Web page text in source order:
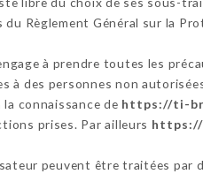
Règlement Général sur la
à prendre toutes les
à des personnes non
connaissance de https://ti-
prises. Par ailleurs
peuvent être traitées par